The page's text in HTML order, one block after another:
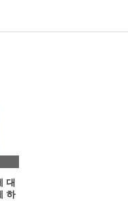
대
하